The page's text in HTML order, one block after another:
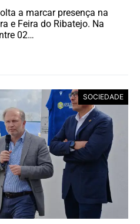
a marcar presença na
e Feira do Ribatejo. Na
02…
SOCIEDADE